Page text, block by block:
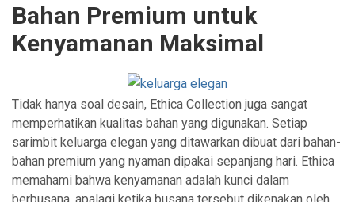
Bahan Premium untuk
Kenyamanan Maksimal
Tidak hanya soal desain, Ethica Collection juga sangat
memperhatikan kualitas bahan yang digunakan. Setiap
sarimbit keluarga elegan yang ditawarkan dibuat dari bahan-
bahan premium yang nyaman dipakai sepanjang hari. Ethica
memahami bahwa kenyamanan adalah kunci dalam
berbusana, apalagi ketika busana tersebut dikenakan oleh